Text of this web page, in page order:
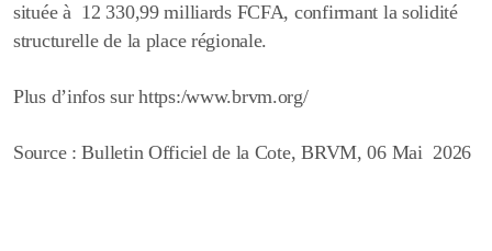
située à 12 330,99 milliards FCFA, confirmant la solidité
structurelle de la place régionale.
Plus d’infos sur https:/www.brvm.org/
Source : Bulletin Officiel de la Cote, BRVM, 06 Mai 2026